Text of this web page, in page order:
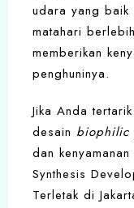
udara yang
matahari
memberikan
penghuninya.
Jika Anda
desain biophilic
dan
Synthesis
Terletak di